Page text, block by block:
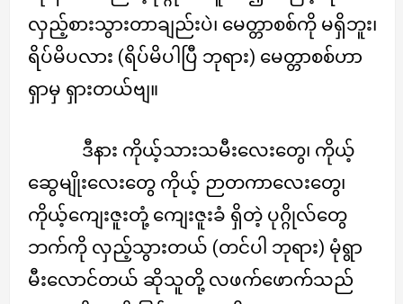
လှည့်စားသွားတာချည်းပဲ၊ မေတ္တာစစ်ကို မရှိဘူး၊
ရိပ်မိပလား (ရိပ်မိပါပြီ ဘုရား) မေတ္တာစစ်ဟာ
ရှာမှ ရှားတယ်ဗျ။
ဒီနား ကိုယ့်သားသမီးလေးတွေ၊ ကိုယ့်
ဆွေမျိုးလေးတွေ ကိုယ့် ဉာတကာလေးတွေ၊
ကိုယ့်ကျေးဇူးတုံ့ ကျေးဇူးခံ ရှိတဲ့ ပုဂ္ဂိုလ်တွေ
ဘက်ကို လှည့်သွားတယ် (တင်ပါ ဘုရား) မုံရွာ
မီးလောင်တယ် ဆိုသူတို့ လဖက်ဖောက်သည်